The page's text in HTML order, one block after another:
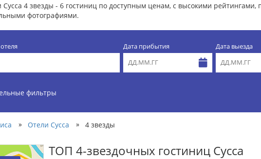
Сусса 4 звезды - 6 гостиниц по доступным ценам, с высокими
фотографиями.
Дата прибытия Дата выезда
фильтры
» Отели Сусса » 4 звезды
ТОП 4-звездочных гостиниц Сусса